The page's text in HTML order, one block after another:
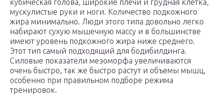
кубическая голова, широкие плечи и грудная клетка,
мускулистые руки и ноги. Количество подкожного
жира минимально. Люди этого типа довольно легко
набирают сухую мышечную массу и в большинстве
имеют уровень подкожного жира ниже среднего.
Этот тип самый подходящий для бодибилдинга.
Силовые показатели мезоморфа увеличиваются
очень быстро, так же быстро растут и объемы мышц,
особенно при правильном подборе режима
тренировок.